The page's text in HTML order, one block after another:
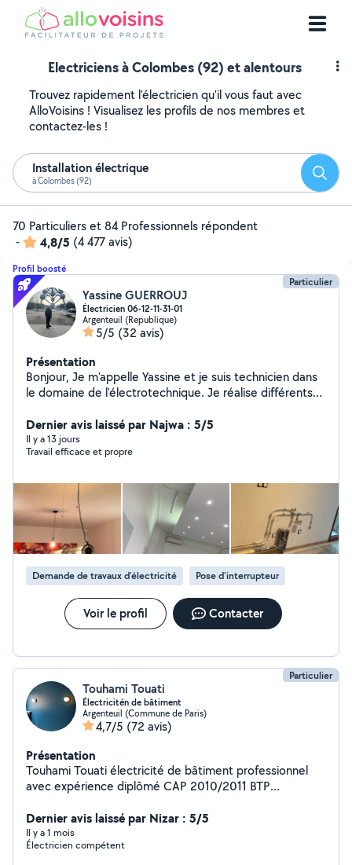
Electriciens à Colombes (92) et alentours
Trouvez rapidement l'électricien qu'il vous faut avec
AlloVoisins ! Visualisez les profils de nos membres et
contactez-les !
Installation électrique
à Colombes (92)
70 Particuliers et 84 Professionnels répondent
-
4,8/5 (4 477 avis)
Profil boosté
Particulier
Yassine GUERROUJ
Électricien 06-12-11-31-01
Argenteuil (Republique)
5/5 (32 avis)
Présentation
Bonjour, Je m'appelle Yassine et je suis technicien dans
le domaine de l'électrotechnique. Je réalise différents
Ainsi, concernant la plomberie, la réparation et la
création de circuits électriques, mes services sont les
suivants : - tableaux électriques/ prises de courant -
Changement d'emplacement de vos prises de
courant/lampes/interrupteurs - Réparation et création
de la canalisation lié à la plomberie. Je serais ravi de
vous procurer mon aide et je reste à votre disposition
pour toute information complémentaire. A très bientôt !
Dernier avis laissé par Najwa : 5/5
Il y a 13 jours
Travail efficace et propre
Demande de travaux d’électricité Pose d'interrupteur
Voir le profil Contacter
Particulier
Touhami Touati
Électricitén de bâtiment
Argenteuil (Commune de Paris)
4,7/5 (72 avis)
Présentation
Touhami Touati électricité de bâtiment professionnel
avec expérience diplômé CAP 2010/2011 BTP
Dernier avis laissé par Nizar : 5/5
Il y a 1 mois
Électricien compétent